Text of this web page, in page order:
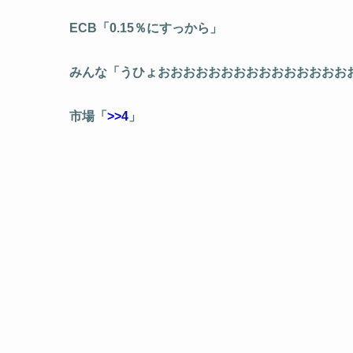
ECB「0.15％にすっから」
みんな「うひょおおおおおおおおおおおおおおお
市場「 >>4 」